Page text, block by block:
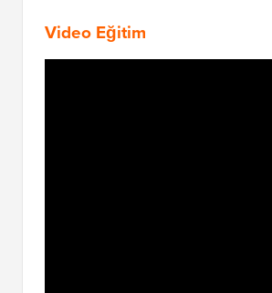
Video Eğitim